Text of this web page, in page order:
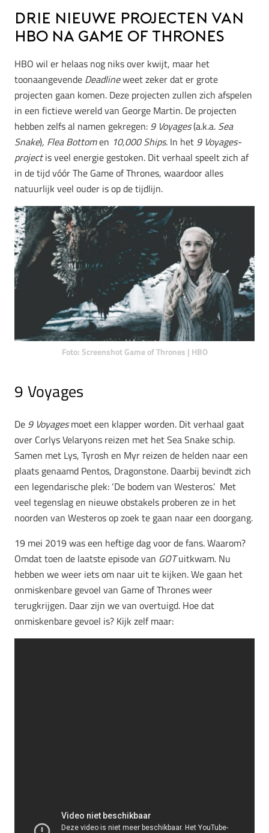
Drie nieuwe projecten van
HBO na Game of Thrones
HBO wil er helaas nog niks over kwijt, maar het
toonaangevende Deadlineweet zeker dat er grote
projecten gaan komen. Deze projecten zullen zich afspelen
in een fictieve wereld van George Martin. De projecten
hebben zelfs al namen gekregen: 9 Voyages(a.k.a. Sea
Snake), Flea Bottomen 10,000 Ships. In het 9 Voyages-
projectis veel energie gestoken. Dit verhaal speelt zich af
in de tijd vóór The Game of Thrones, waardoor alles
natuurlijk veel ouder is op de tijdlijn.
Foto: Screenshot Game of Thrones | HBO
9 Voyages
De 9 Voyagesmoet een klapper worden. Dit verhaal gaat
over Corlys Velaryons reizen met het Sea Snake schip.
Samen met Lys, Tyrosh en Myr reizen de helden naar een
plaats genaamd Pentos, Dragonstone. Daarbij bevindt zich
een legendarische plek: ‘De bodem van Westeros.’ Met
veel tegenslag en nieuwe obstakels proberen ze in het
noorden van Westeros op zoek te gaan naar een doorgang.
19 mei 2019 was een heftige dag voor de fans. Waarom?
Omdat toen de laatste episode van GOTuitkwam. Nu
hebben we weer iets om naar uit te kijken. We gaan het
onmiskenbare gevoel van Game of Thrones weer
terugkrijgen. Daar zijn we van overtuigd. Hoe dat
onmiskenbare gevoel is? Kijk zelf maar: